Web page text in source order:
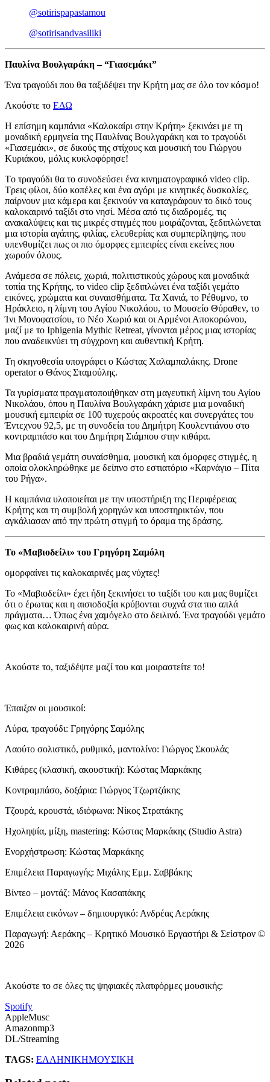
@sotirispapastamou
@sotirisandvasiliki
Παυλίνα Βουλγαράκη – “Γιασεμάκι”
Ένα τραγούδι που θα ταξιδέψει την Κρήτη μας σε όλο τον κόσμο!
Ακούστε το ΕΔΩ
Η επίσημη καμπάνια «Καλοκαίρι στην Κρήτη» ξεκινάει με τη
μοναδική ερμηνεία της Παυλίνας Βουλγαράκη και το τραγούδι
«Γιασεμάκι», σε δικούς της στίχους και μουσική του Γιώργου
Κυριάκου, μόλις κυκλοφόρησε!
Tο τραγούδι θα το συνοδεύσει ένα κινηματογραφικό video clip.
Τρεις φίλοι, δύο κοπέλες και ένα αγόρι με κινητικές δυσκολίες,
παίρνουν μια κάμερα και ξεκινούν να καταγράφουν το δικό τους
καλοκαιρινό ταξίδι στο νησί. Μέσα από τις διαδρομές, τις
ανακαλύψεις και τις μικρές στιγμές που μοιράζονται, ξεδιπλώνεται
μια ιστορία αγάπης, φιλίας, ελευθερίας και συμπερίληψης, που
υπενθυμίζει πως οι πιο όμορφες εμπειρίες είναι εκείνες που
χωρούν όλους.
Ανάμεσα σε πόλεις, χωριά, πολιτιστικούς χώρους και μοναδικά
τοπία της Κρήτης, το video clip ξεδιπλώνει ένα ταξίδι γεμάτο
εικόνες, χρώματα και συναισθήματα. Τα Χανιά, το Ρέθυμνο, το
Ηράκλειο, η λίμνη του Αγίου Νικολάου, το Μουσείο Θύραθεν, το
Ίνι Μονοφατσίου, το Νέο Χωριό και οι Αρμένοι Αποκορώνου,
μαζί με το Iphigenia Mythic Retreat, γίνονται μέρος μιας ιστορίας
που αναδεικνύει τη σύγχρονη και αυθεντική Κρήτη.
Τη σκηνοθεσία υπογράφει ο Κώστας Χαλαμπαλάκης. Drone
operator ο Θάνος Σταμούλης.
Τα γυρίσματα πραγματοποιήθηκαν στη μαγευτική λίμνη του Αγίου
Νικολάου, όπου η Παυλίνα Βουλγαράκη χάρισε μια μοναδική
μουσική εμπειρία σε 100 τυχερούς ακροατές και συνεργάτες του
Έντεχνου 92,5, με τη συνοδεία του Δημήτρη Κουλεντιάνου στο
κοντραμπάσο και του Δημήτρη Σιάμπου στην κιθάρα.
Μια βραδιά γεμάτη συναίσθημα, μουσική και όμορφες στιγμές, η
οποία ολοκληρώθηκε με δείπνο στο εστιατόριο «Καρνάγιο – Πίτα
του Ρήγα».
Η καμπάνια υλοποιείται με την υποστήριξη της Περιφέρειας
Κρήτης και τη συμβολή χορηγών και υποστηρικτών, που
αγκάλιασαν από την πρώτη στιγμή το όραμα της δράσης.
Το «Μαβιοδείλι» του Γρηγόρη Σαμόλη
ομορφαίνει τις καλοκαιρινές μας νύχτες!
Το «Μαβιοδείλι» έχει ήδη ξεκινήσει το ταξίδι του και μας θυμίζει
ότι ο έρωτας και η αισιοδοξία κρύβονται συχνά στα πιο απλά
πράγματα… Όπως ένα χαμόγελο στο δειλινό. Ένα τραγούδι γεμάτο
φως και καλοκαιρινή αύρα.
Ακούστε το, ταξιδέψτε μαζί του και μοιραστείτε το!
Έπαιξαν οι μουσικοί:
Λύρα, τραγούδι: Γρηγόρης Σαμόλης
Λαούτο σολιστικό, ρυθμικό, μαντολίνο: Γιώργος Σκουλάς
Κιθάρες (κλασική, ακουστική): Κώστας Μαρκάκης
Κοντραμπάσο, δοξάρια: Γιώργος Τζωρτζάκης
Τζουρά, κρουστά, ιδιόφωνα: Νίκος Στρατάκης
Ηχοληψία, μίξη, mastering: Κώστας Μαρκάκης (Studio Astra)
Ενορχήστρωση: Κώστας Μαρκάκης
Επιμέλεια Παραγωγής: Μιχάλης Εμμ. Σαββάκης
Βίντεο – μοντάζ: Μάνος Κασαπάκης
Επιμέλεια εικόνων – δημιουργικό: Ανδρέας Αεράκης
Παραγωγή: Αεράκης – Κρητικό Μουσικό Εργαστήρι & Σείστρον ©
2026
Ακούστε το σε όλες τις ψηφιακές πλατφόρμες μουσικής:
Spotify
AppleMusc
Amazonmp3
DL/Streaming
TAGS: ΕΛΛΗΝΙΚΗΜΟΥΣΙΚΗ